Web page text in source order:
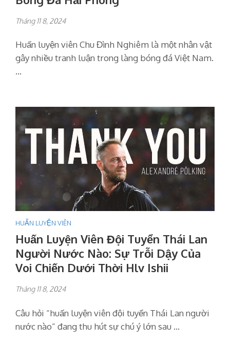
Tháng 11 8, 2024
Huấn luyện viên Chu Đình Nghiêm là một nhân vật
gây nhiều tranh luận trong làng bóng đá Việt Nam.
…
HUẤN LUYỆN VIÊN
Huấn Luyện Viên Đội Tuyển Thái Lan
Người Nước Nào: Sự Trỗi Dậy Của
Voi Chiến Dưới Thời Hlv Ishii
Tháng 11 8, 2024
Câu hỏi “huấn luyện viên đội tuyển Thái Lan người
nước nào” đang thu hút sự chú ý lớn sau …